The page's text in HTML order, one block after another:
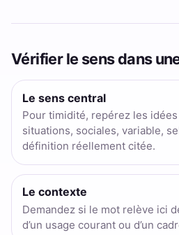
Vérifier le sens dans
Le sens central
Pour timidité, repérez les
situations, sociales, variable,
définition réellement citée.
Le contexte
Demandez si le mot relève ici
d’un usage courant ou d’un